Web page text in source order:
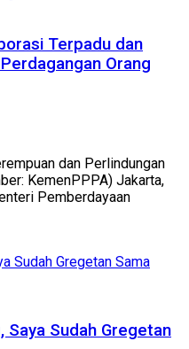
Terpadu dan
Orang
dan Perlindungan
KemenPPPA) Jakarta,
Pemberdayaan
Saya Sudah Gregetan